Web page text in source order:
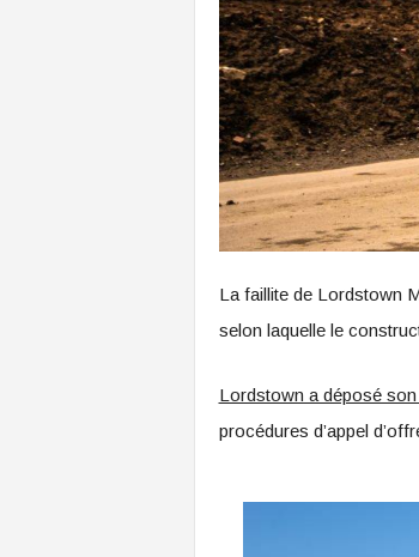
La faillite de Lordstown
selon laquelle le
Lordstown a déposé son
procédures d’appel